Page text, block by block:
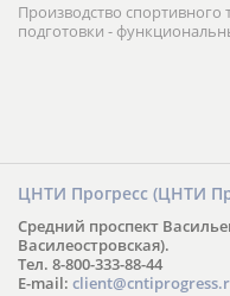
Производство
подготовки -
ЦНТИ Прогресс (ЦНТИ
Средний проспект
Василеостровская).
Тел. 8-800-333-88-44
E-mail: